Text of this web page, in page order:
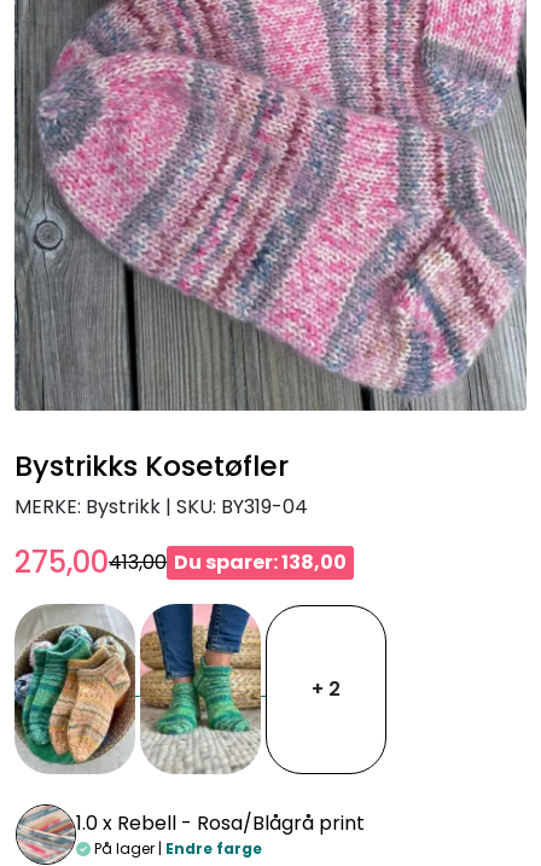
Bystrikks Kosetøfler
MERKE: Bystrikk | SKU: BY319-04
275,00413,00 Du sparer: 138,00
+ 2
1.0 x Rebell - Rosa/Blågrå print
På lager | Endre farge